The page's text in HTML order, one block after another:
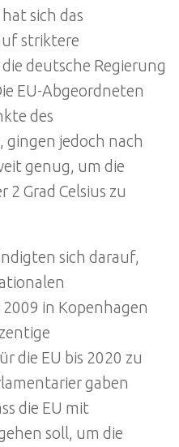
sich das
striktere
deutsche Regierung
EU-Abgeordneten
des
gingen jedoch nach
genug, um die
Grad Celsius zu
sich darauf,
in Kopenhagen
die EU bis 2020 zu
gaben
die EU mit
soll, um die